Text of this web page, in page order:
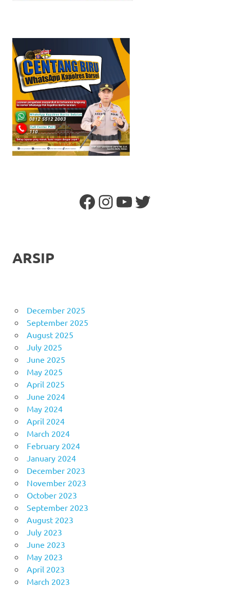
Facebook
Instagram
YouTube
Twitter
ARSIP
December 2025
September 2025
August 2025
July 2025
June 2025
May 2025
April 2025
June 2024
May 2024
April 2024
March 2024
February 2024
January 2024
December 2023
November 2023
October 2023
September 2023
August 2023
July 2023
June 2023
May 2023
April 2023
March 2023